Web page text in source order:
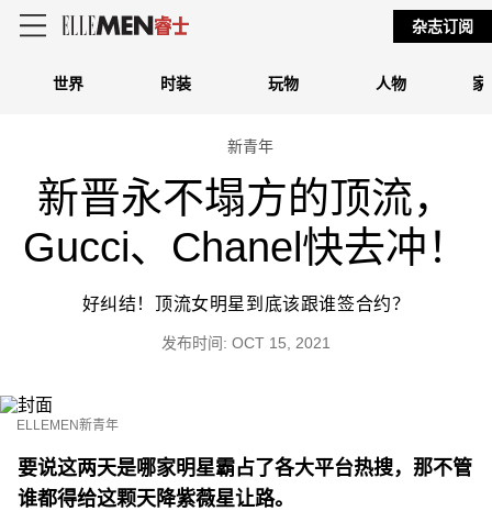
世界 时装 玩物 人物 家
杂志订阅
新青年
新晋永不塌方的顶流，
Gucci、Chanel快去冲！
好纠结！顶流女明星到底该跟谁签合约？
发布时间: OCT 15, 2021
ELLEMEN新青年
要说这两天是哪家明星霸占了各大平台热搜，那不管
谁都得给这颗天降紫薇星让路。